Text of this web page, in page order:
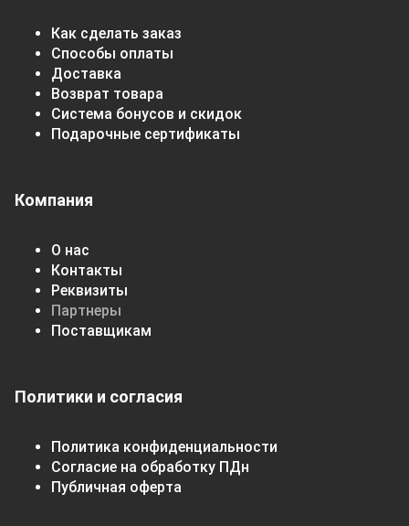
Как сделать заказ
Способы оплаты
Доставка
Возврат товара
Система бонусов и скидок
Подарочные сертификаты
Компания
О нас
Контакты
Реквизиты
Партнеры
Поставщикам
Политики и согласия
Политика конфиденциальности
Согласие на обработку ПДн
Публичная оферта